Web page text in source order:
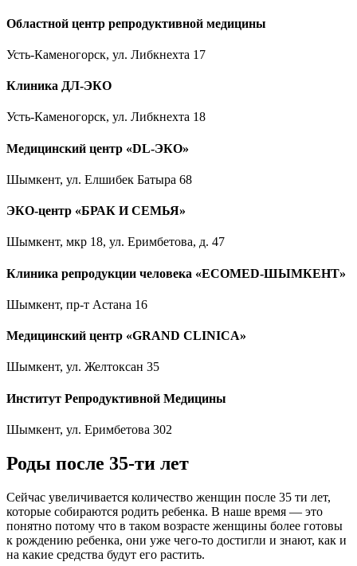
Областной центр репродуктивной медицины
Усть-Каменогорск, ул. Либкнехта 17
Клиника ДЛ-ЭКО
Усть-Каменогорск, ул. Либкнехта 18
Медицинский центр «DL-ЭКО»
Шымкент, ул. Елшибек Батыра 68
ЭКО-центр «БРАК И СЕМЬЯ»
Шымкент, мкр 18, ул. Еримбетова, д. 47
Клиника репродукции человека «ECOMED-ШЫМКЕНТ»
Шымкент, пр-т Астана 16
Медицинский центр «GRAND CLINICA»
Шымкент, ул. Желтоксан 35
Институт Репродуктивной Медицины
Шымкент, ул. Еримбетова 302
Роды после 35-ти лет
Сейчас увеличивается количество женщин после 35 ти лет,
которые собираются родить ребенка. В наше время — это
понятно потому что в таком возрасте женщины более готовы
к рождению ребенка, они уже чего-то достигли и знают, как и
на какие средства будут его растить.